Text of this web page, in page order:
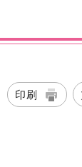
印刷